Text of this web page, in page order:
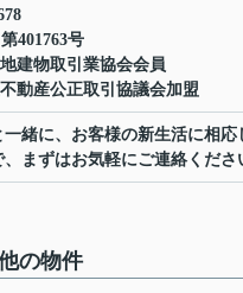
401763号
建物取引業協会会員
動産公正取引協議会加盟
一緒に、お客様の新生活に相
、まずはお気軽にご連絡くださ
の物件